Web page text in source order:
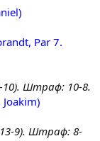
Par 7.
10). Штраф: 10-8.
13-9). Штраф: 8-